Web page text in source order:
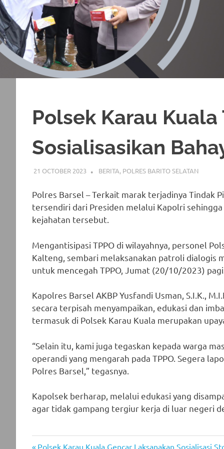
Polsek Karau Kuala
Sosialisasikan
21 OCTOBER 2023 ADMIN_POLRESBARSEL
BERITA, POLRES BARITO SELATAN
Polres Barsel – Terkait marak terjadinya Tindak
tersendiri dari Presiden melalui Kapolri
kejahatan tersebut.
Mengantisipasi TPPO di wilayahnya, personel
Kalteng, sembari melaksanakan patroli dialogis
untuk mencegah TPPO, Jumat (20/10/2023) pagi.
Kapolres Barsel AKBP Yusfandi Usman, S.I.K.,
secara terpisah menyampaikan, edukasi dan
termasuk di Polsek Karau Kuala merupakan
“Selain itu, kami juga tegaskan kepada warga
operandi yang mengarah pada TPPO. Segera
Polres Barsel,” tegasnya.
Kapolsek berharap, melalui edukasi yang
agar tidak gampang tergiur kerja di luar negeri
Previous
Polsek Karau Kuala Gencar Laksanakan Sosialisasi